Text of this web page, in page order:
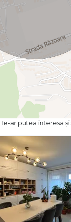
Te-ar putea interesa și: